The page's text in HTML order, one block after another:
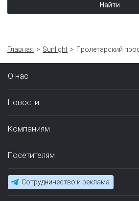
Найти
Главная Sunlight Пролетарский
О нас
Новости
Компаниям
Посетителям
Сотрудничество и реклама